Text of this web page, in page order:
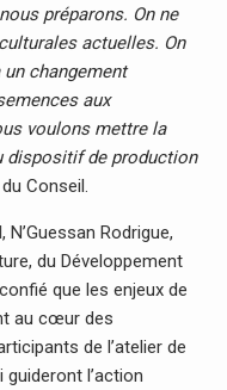
préparons. On ne
actuelles. On
un changement
aux
voulons mettre la
dispositif de production
Conseil.
Rodrigue,
du Développement
que les enjeux de
au cœur des
de l’atelier de
l’action